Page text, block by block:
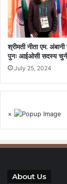
श्रीमती नीता एम.
पुनः आईओसी सदस्य
July 25, 2024
×
About Us